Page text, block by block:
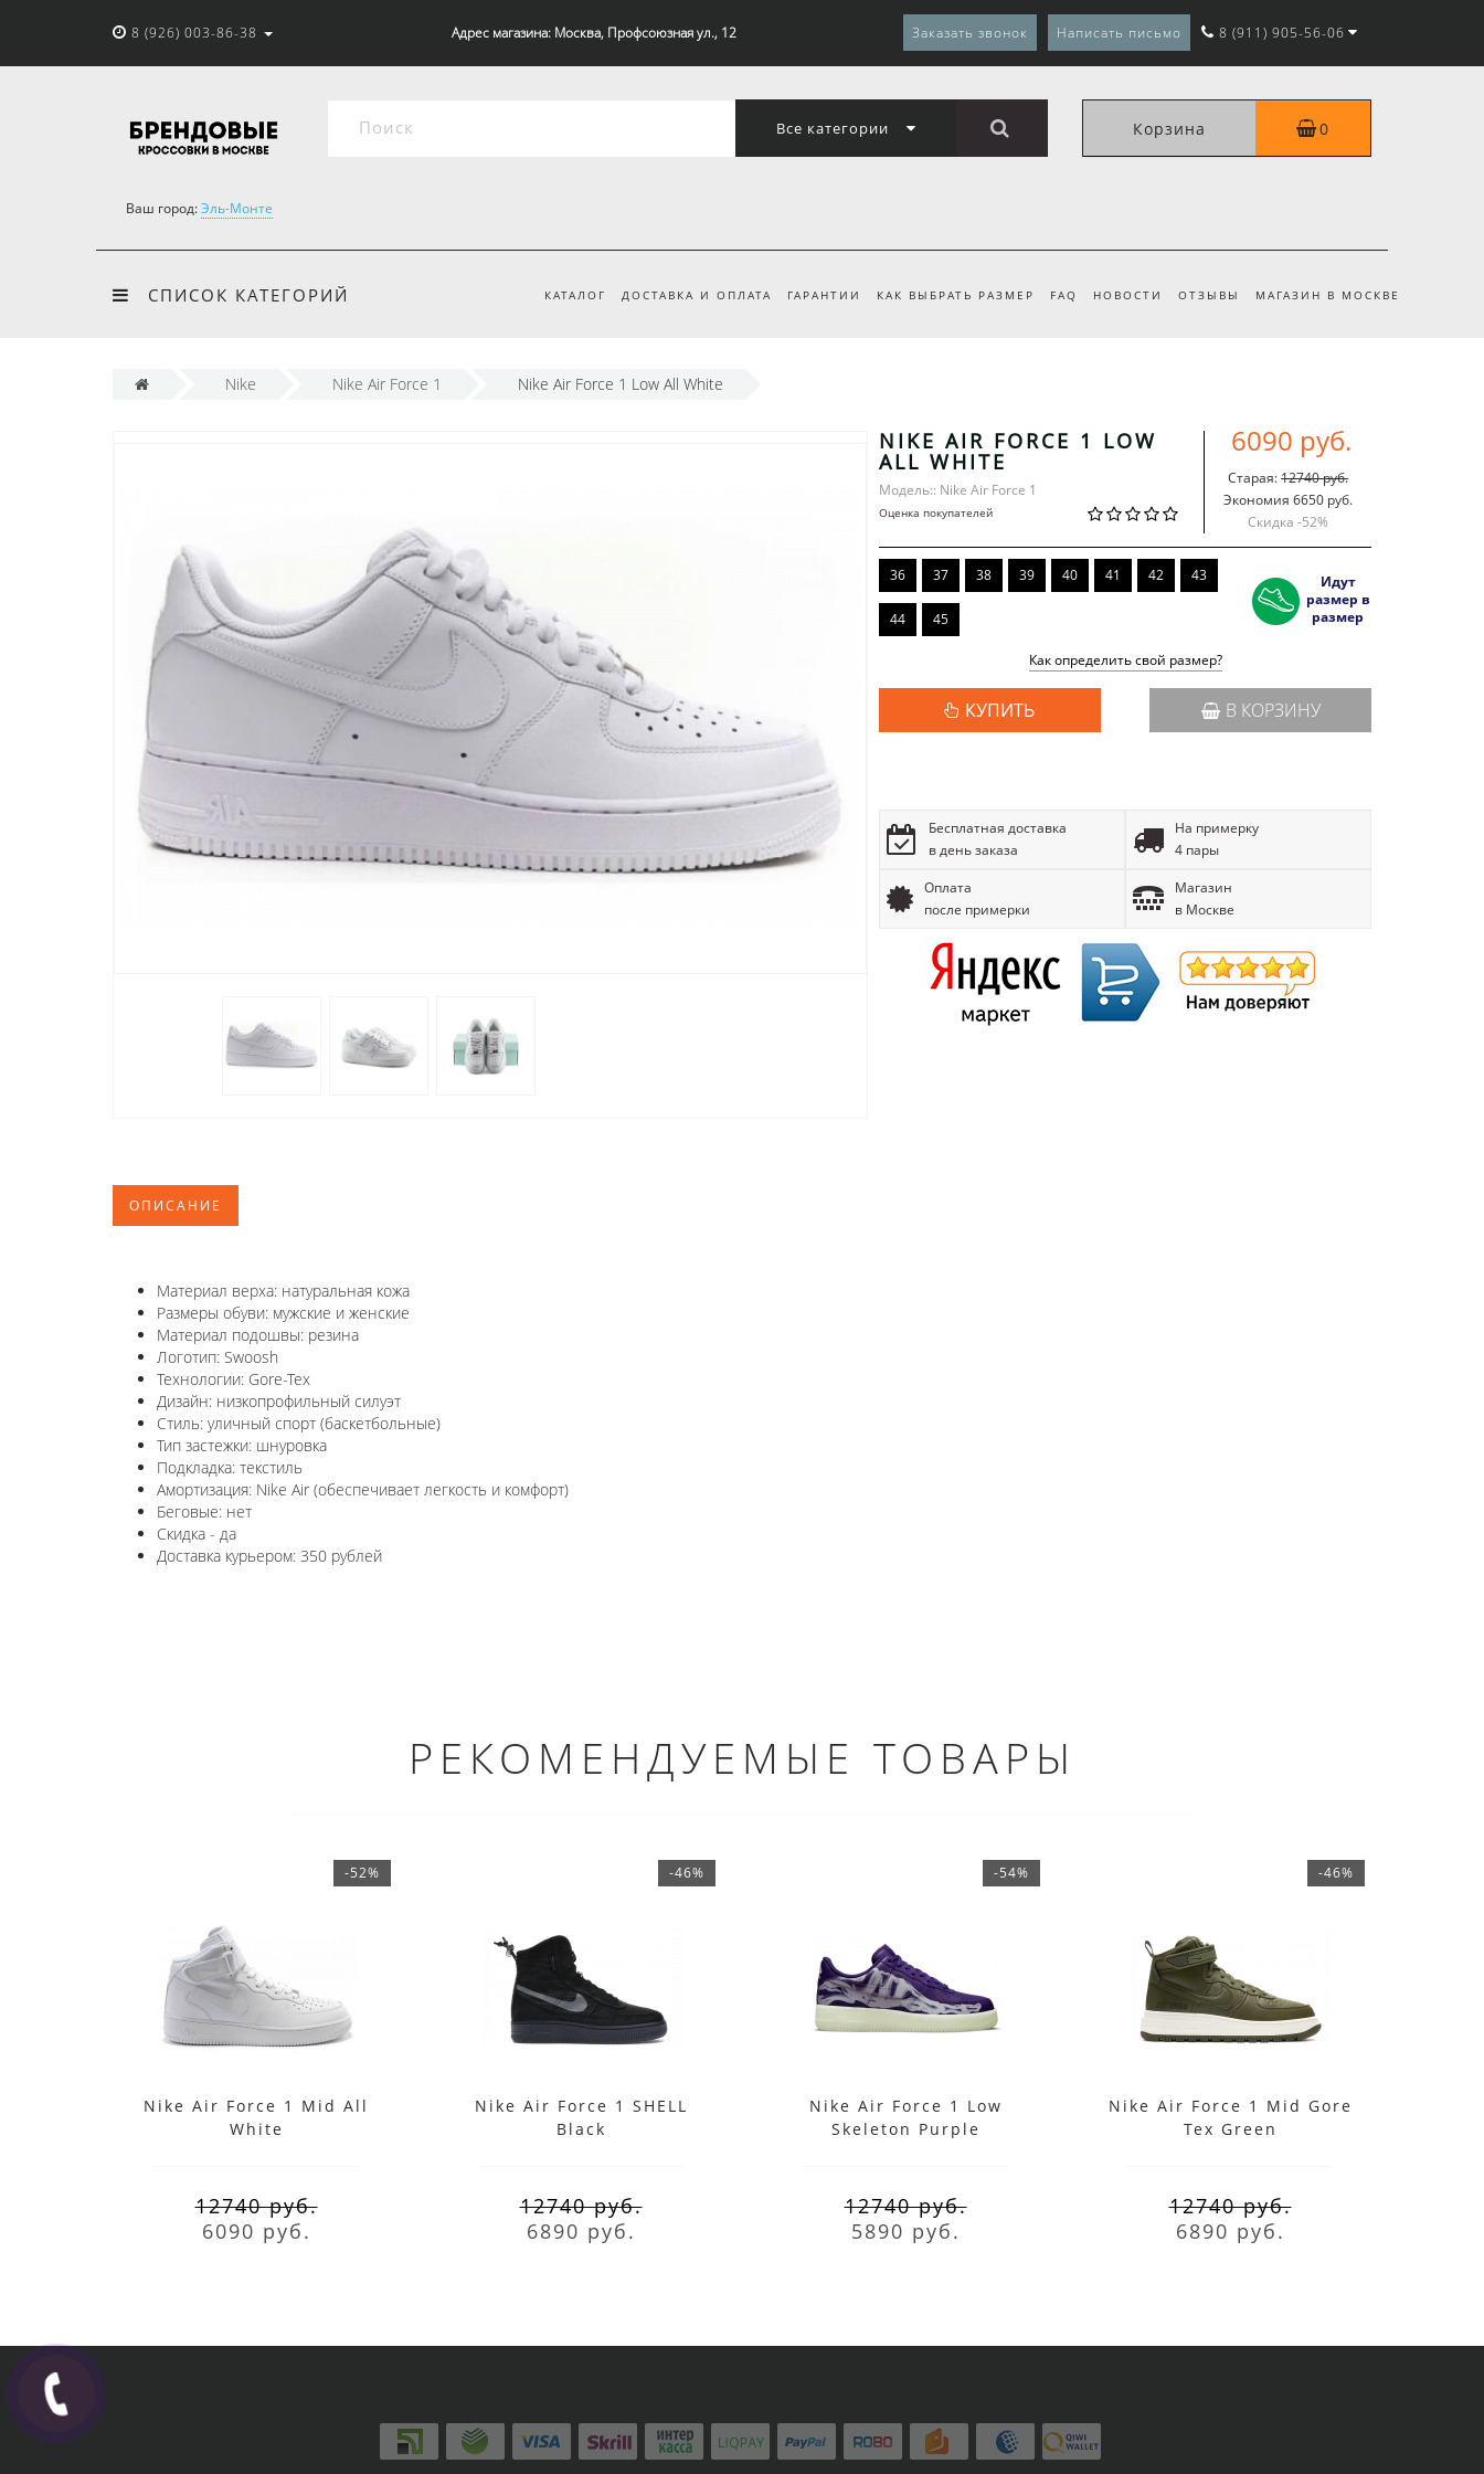
8 (926) 003-86-38 Адрес магазина: Москва, Профсоюзная ул., 12 Заказать звонок Написать письмо 8 (911) 905-56-06
Все категории Корзина 0
Ваш город:Эль-Монте
СПИСОК КАТЕГОРИЙ КАТАЛОГ ДОСТАВКА И ОПЛАТА ГАРАНТИИ КАК ВЫБРАТЬ РАЗМЕР FAQ НОВОСТИ ОТЗЫВЫ МАГАЗИН В МОСКВЕ
Nike Nike Air Force 1 Nike Air Force 1 Low All White
NIKE AIR FORCE 1 LOW
ALL WHITE
Модель:: Nike Air Force 1
Оценка покупателей
6090 руб.
Старая:12740 руб.
Экономия 6650 руб.
Скидка -52%
36 37 38 39 40 41 42 43
44 45
Идут
размер в
размер
Как определить свой размер?
КУПИТЬ В КОРЗИНУ
Бесплатная доставка
в день заказа
На примерку
4 пары
Оплата
после примерки
Магазин
в Москве
ОПИСАНИЕ
Материал верха: натуральная кожа
Размеры обуви: мужские и женские
Материал подошвы: резина
Логотип: Swoosh
Технологии: Gore-Tex
Дизайн: низкопрофильный силуэт
Стиль: уличный спорт (баскетбольные)
Тип застежки: шнуровка
Подкладка: текстиль
Амортизация: Nike Air (обеспечивает легкость и комфорт)
Беговые: нет
Скидка - да
Доставка курьером: 350 рублей
РЕКОМЕНДУЕМЫЕ ТОВАРЫ
-52%
Nike Air Force 1 Mid All
White
12740 руб.
6090 руб.
-46%
Nike Air Force 1 SHELL
Black
12740 руб.
6890 руб.
-54%
Nike Air Force 1 Low
Skeleton Purple
12740 руб.
5890 руб.
-46%
Nike Air Force 1 Mid Gore
Tex Green
12740 руб.
6890 руб.